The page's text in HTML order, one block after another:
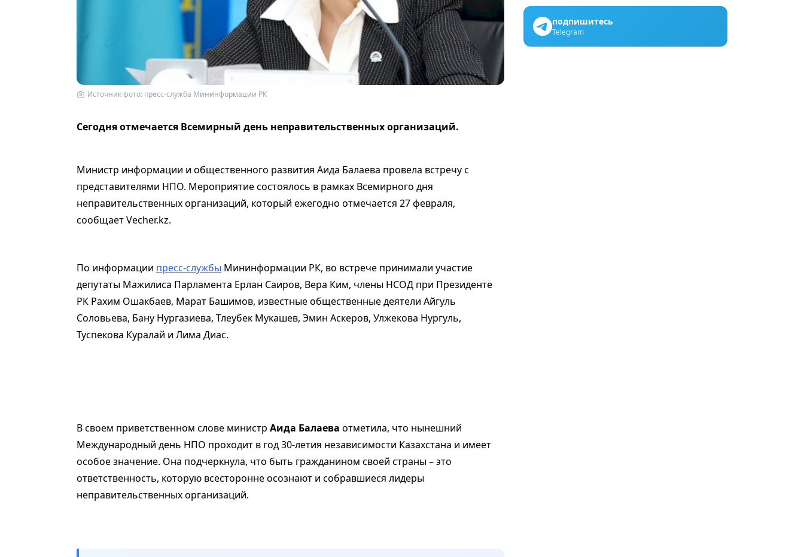
Источник фото: пресс-служба Мининформации РК
Сегодня отмечается Всемирный день неправительственных организаций.
Министр информации и общественного развития Аида Балаева провела встречу с
представителями НПО. Мероприятие состоялось в рамках Всемирного дня
неправительственных организаций, который ежегодно отмечается 27 февраля,
сообщает Vecher.kz.
По информации пресс-службы Мининформации РК, во встрече принимали участие
депутаты Мажилиса Парламента Ерлан Саиров, Вера Ким, члены НСОД при Президенте
РК Рахим Ошакбаев, Марат Башимов, известные общественные деятели Айгуль
Соловьева, Бану Нургазиева, Тлеубек Мукашев, Эмин Аскеров, Улжекова Нургуль,
Туспекова Куралай и Лима Диас.
В своем приветственном слове министр Аида Балаева отметила, что нынешний
Международный день НПО проходит в год 30-летия независимости Казахстана и имеет
особое значение. Она подчеркнула, что быть гражданином своей страны – это
ответственность, которую всесторонне осознают и собравшиеся лидеры
неправительственных организаций.
подпишитесь
Telegram